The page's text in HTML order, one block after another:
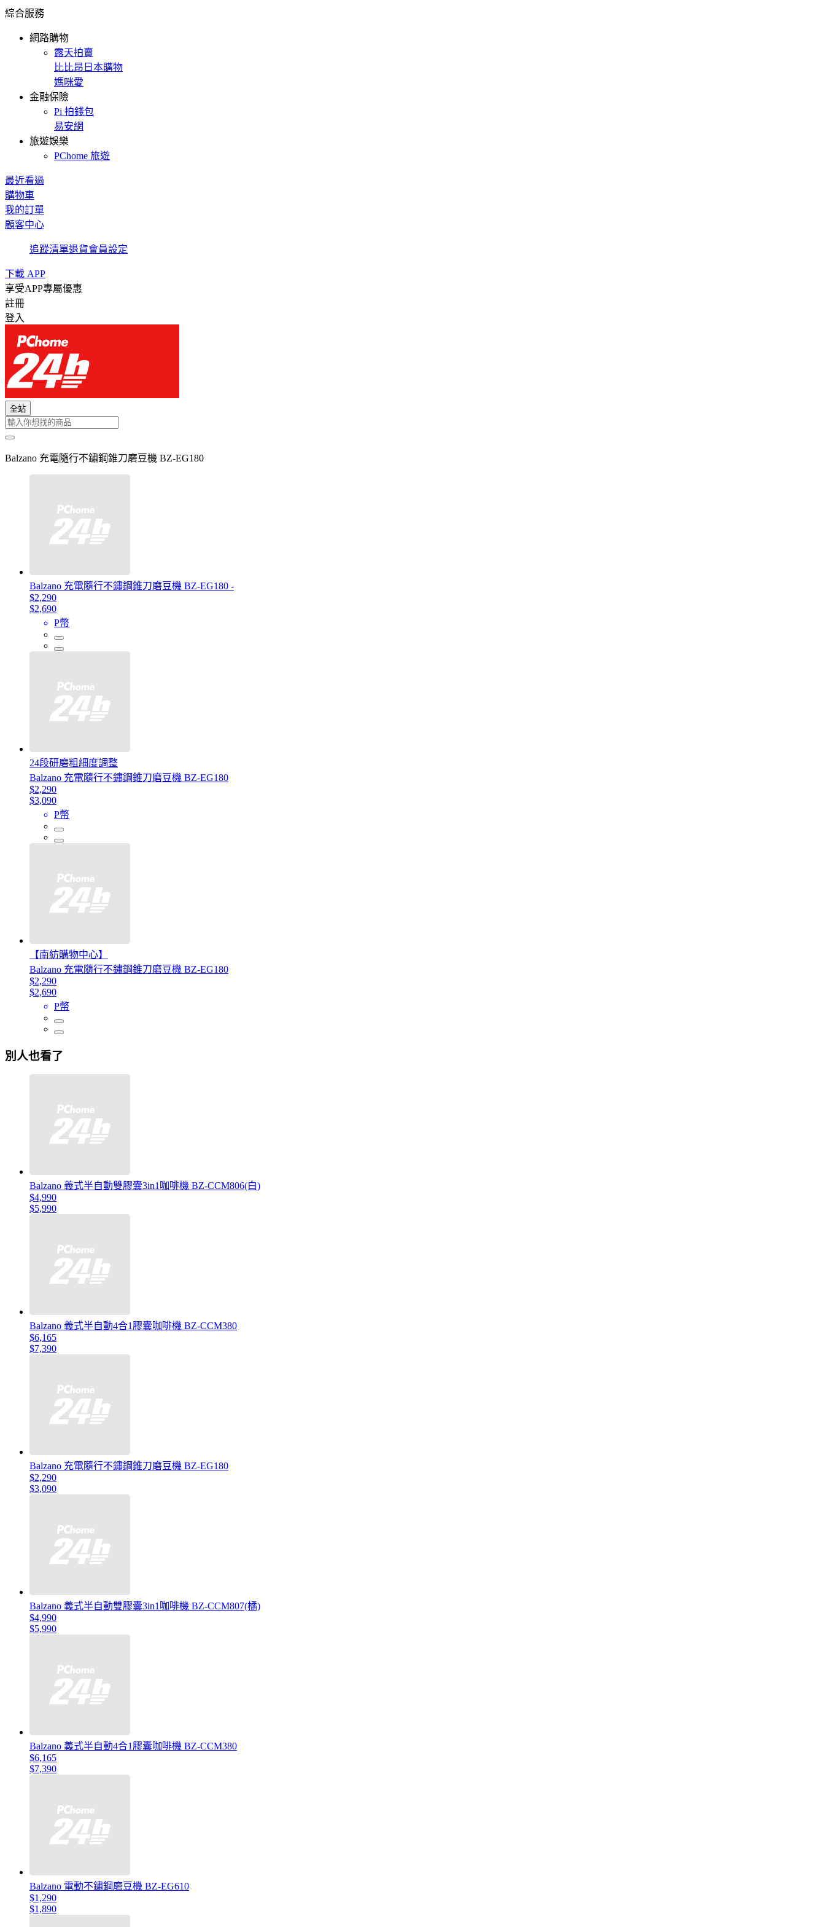
綜合服務
網路購物
露天拍賣
比比昂日本購物
媽咪愛
金融保險
Pi 拍錢包
易安網
旅遊娛樂
PChome 旅遊
最近看過
購物車
我的訂單
顧客中心
追蹤清單退貨會員設定
下載 APP
享受APP專屬優惠
註冊
登入
全站
Balzano 充電隨行不鏽鋼錐刀磨豆機 BZ-EG180
Balzano 充電隨行不鏽鋼錐刀磨豆機 BZ-EG180 -
$2,290
$2,690
P幣
24段研磨粗細度調整
Balzano 充電隨行不鏽鋼錐刀磨豆機 BZ-EG180
$2,290
$3,090
P幣
【南紡購物中心】
Balzano 充電隨行不鏽鋼錐刀磨豆機 BZ-EG180
$2,290
$2,690
P幣
別人也看了
Balzano 義式半自動雙膠囊3in1咖啡機 BZ-CCM806(白)
$4,990
$5,990
Balzano 義式半自動4合1膠囊咖啡機 BZ-CCM380
$6,165
$7,390
Balzano 充電隨行不鏽鋼錐刀磨豆機 BZ-EG180
$2,290
$3,090
Balzano 義式半自動雙膠囊3in1咖啡機 BZ-CCM807(橘)
$4,990
$5,990
Balzano 義式半自動4合1膠囊咖啡機 BZ-CCM380
$6,165
$7,390
Balzano 電動不鏽鋼磨豆機 BZ-EG610
$1,290
$1,890